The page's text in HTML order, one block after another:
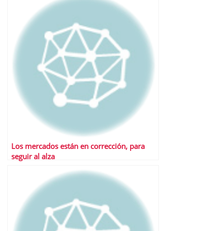
Los mercados están en corrección, para
seguir al alza